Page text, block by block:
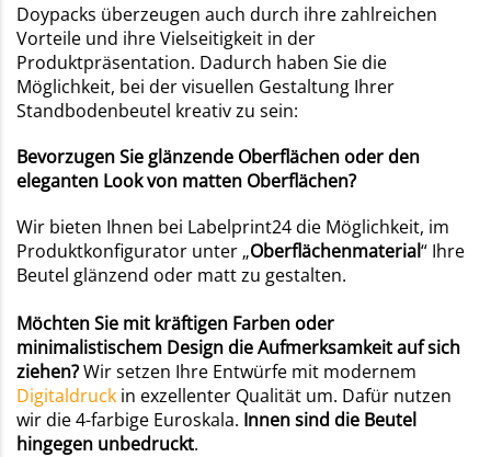
Doypacks überzeugen auch durch ihre zahlreichen
Vorteile und ihre Vielseitigkeit in der
Produktpräsentation. Dadurch haben Sie die
Möglichkeit, bei der visuellen Gestaltung Ihrer
Standbodenbeutel kreativ zu sein:
Bevorzugen Sie glänzende Oberflächen oder den
eleganten Look von matten Oberflächen?
Wir bieten Ihnen bei Labelprint24 die Möglichkeit, im
Produktkonfigurator unter „Oberflächenmaterial“ Ihre
Beutel glänzend oder matt zu gestalten.
Möchten Sie mit kräftigen Farben oder
minimalistischem Design die Aufmerksamkeit auf sich
ziehen?Wir setzen Ihre Entwürfe mit modernem
Digitaldruck in exzellenter Qualität um. Dafür nutzen
wir die 4-farbige Euroskala. Innen sind die Beutel
hingegen unbedruckt.